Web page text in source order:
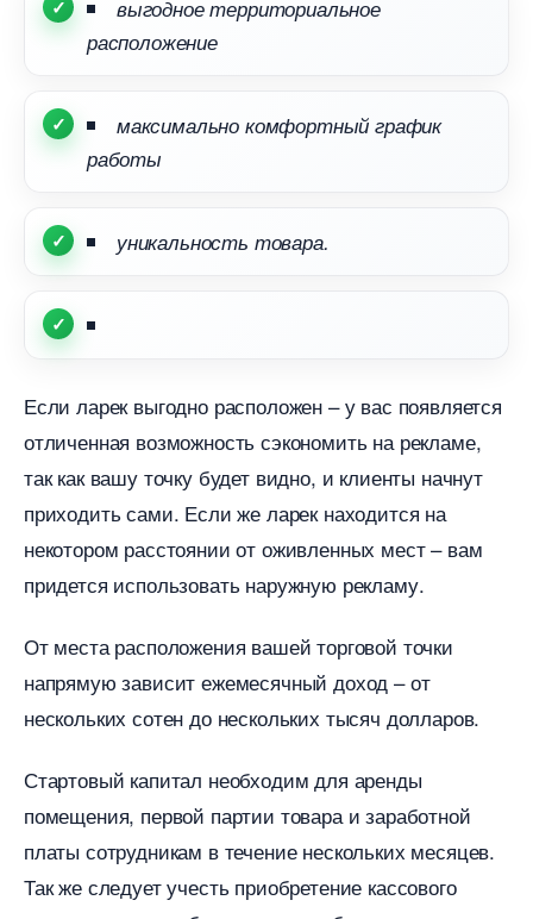
ыгодное территориальное
расположение
максимально комфортный график
работы
уникальность товара.
Если ларек выгодно расположен – у вас появляется
отличенная возможность сэкономить на рекламе,
так как вашу точку будет видно, и клиенты начнут
приходить сами. Если же ларек находится на
некотором расстоянии от оживленных мест – вам
придется использовать наружную рекламу.
От места расположения вашей торговой точки
напрямую зависит ежемесячный доход – от
нескольких сотен до нескольких тысяч долларов.
Стартовый капитал необходим для аренды
помещения, первой партии товара и заработной
платы сотрудникам в течение нескольких месяцев.
Так же следует учесть приобретение кассового